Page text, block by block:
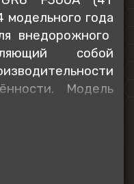
года
внедорожного
собой
Модель
справляться с